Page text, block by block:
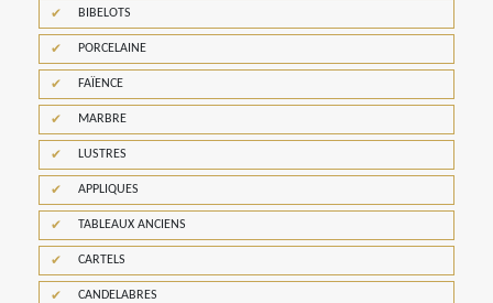
BIBELOTS
PORCELAINE
FAÏENCE
MARBRE
LUSTRES
APPLIQUES
TABLEAUX ANCIENS
CARTELS
CANDELABRES